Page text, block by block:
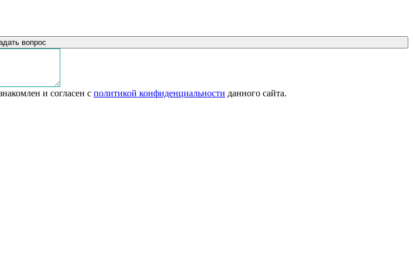
вопрос
и согласен с политикой конфиденциальности данного сайта.